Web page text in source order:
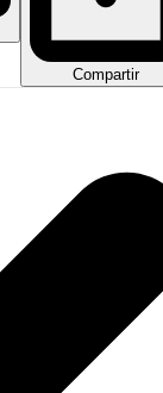
Compartir